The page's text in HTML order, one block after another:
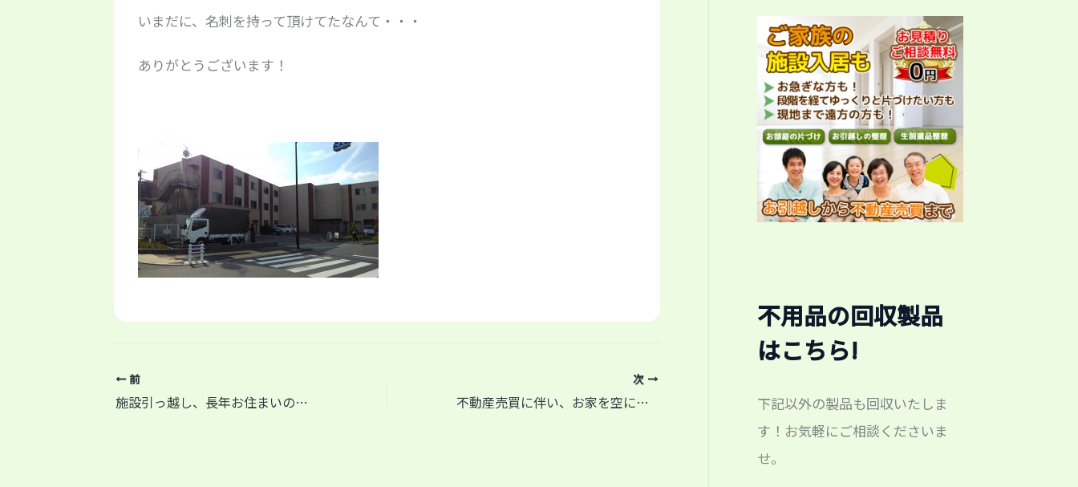
いまだに、名刺を持って頂けてたなんて・・・
ありがとうございます！
前
施設引っ越し、長年お住まいのお部屋を片付けて公団に返却する 2日間
次
不動産売買に伴い、お家を空にする 2t車×5台分(^^)/
不用品の回収製品
はこちら!
下記以外の製品も回収いたしま
す！お気軽にご相談くださいま
せ。